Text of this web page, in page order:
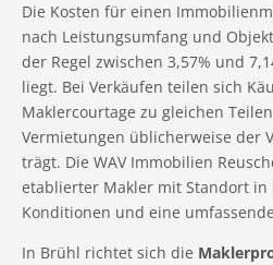
Die Kosten für einen
nach Leistungsumfang und
der Regel zwischen 3,57% und
liegt. Bei Verkäufen teilen sich
Maklercourtage zu gleichen
Vermietungen üblicherweise der
trägt. Die WAV Immobilien
etablierter Makler mit Standort
Konditionen und eine
In Brühl richtet sich die